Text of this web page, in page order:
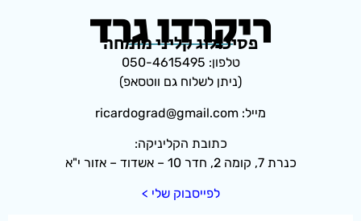
ריקרדו גרד
פסיכולוג קליני מומחה
טלפון: 050-4615495
(ניתן לשלוח גם ווטסאפ)
מייל: ricardograd@gmail.com
כתובת הקליניקה:
כנרת 7, קומה 2, חדר 10 – אשדוד – אזור י"א
לפייסבוק שלי >